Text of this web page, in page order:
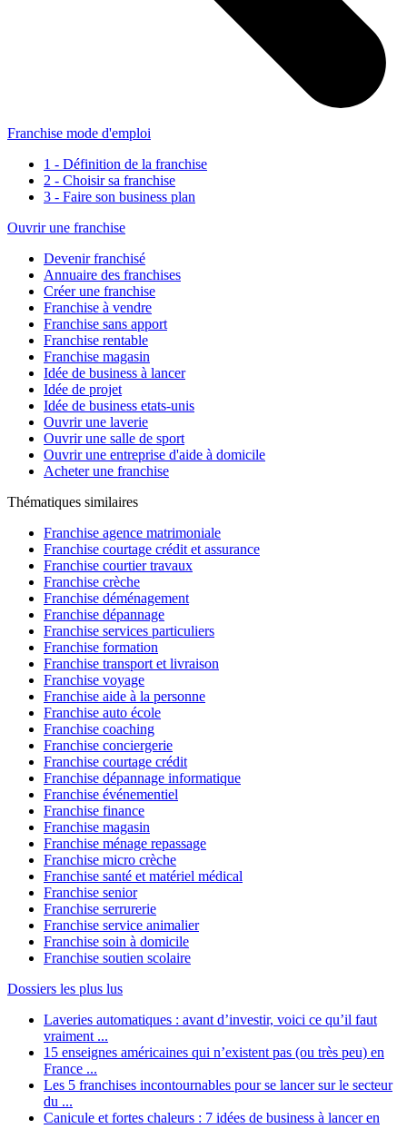
Franchise mode d'emploi
1 - Définition de la franchise
2 - Choisir sa franchise
3 - Faire son business plan
Ouvrir une franchise
Devenir franchisé
Annuaire des franchises
Créer une franchise
Franchise à vendre
Franchise sans apport
Franchise rentable
Franchise magasin
Idée de business à lancer
Idée de projet
Idée de business etats-unis
Ouvrir une laverie
Ouvrir une salle de sport
Ouvrir une entreprise d'aide à domicile
Acheter une franchise
Thématiques similaires
Franchise agence matrimoniale
Franchise courtage crédit et assurance
Franchise courtier travaux
Franchise crèche
Franchise déménagement
Franchise dépannage
Franchise services particuliers
Franchise formation
Franchise transport et livraison
Franchise voyage
Franchise aide à la personne
Franchise auto école
Franchise coaching
Franchise conciergerie
Franchise courtage crédit
Franchise dépannage informatique
Franchise événementiel
Franchise finance
Franchise magasin
Franchise ménage repassage
Franchise micro crèche
Franchise santé et matériel médical
Franchise senior
Franchise serrurerie
Franchise service animalier
Franchise soin à domicile
Franchise soutien scolaire
Dossiers les plus lus
Laveries automatiques : avant d’investir, voici ce qu’il faut
vraiment ...
15 enseignes américaines qui n’existent pas (ou très peu) en
France ...
Les 5 franchises incontournables pour se lancer sur le secteur
du ...
Canicule et fortes chaleurs : 7 idées de business à lancer en